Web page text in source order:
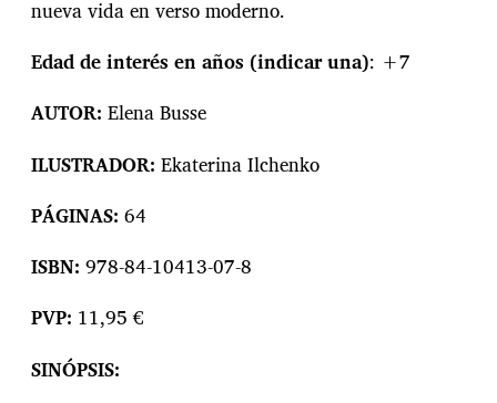
nueva vida en verso moderno.
Edad de interés en años (indicar una): +7
AUTOR: Elena Busse
ILUSTRADOR: Ekaterina Ilchenko
PÁGINAS: 64
ISBN: 978-84-10413-07-8
PVP: 11,95 €
SINÓPSIS: